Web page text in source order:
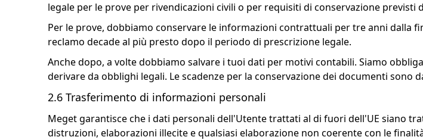
legale per le prove per rivendicazioni civili o per requisiti di conservazione previsti
Per le prove, dobbiamo conservare le informazioni contrattuali per tre anni dalla
reclamo decade al più presto dopo il periodo di prescrizione legale.
Anche dopo, a volte dobbiamo salvare i tuoi dati per motivi contabili. Siamo
derivare da obblighi legali. Le scadenze per la conservazione dei documenti sono
2.6 Trasferimento di informazioni personali
Meget garantisce che i dati personali dell'Utente trattati al di fuori dell'UE siano
distruzioni, elaborazioni illecite e qualsiasi elaborazione non coerente con le